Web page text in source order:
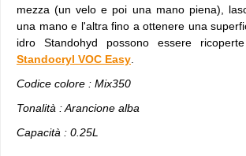
mezza (un velo e poi una mano piena),
una mano e l'altra fino a ottenere una
idro Standohyd possono essere
Standocryl VOC Easy
Codice colore : Mix350
Tonalità : Arancione alba
Capacità : 0.25L